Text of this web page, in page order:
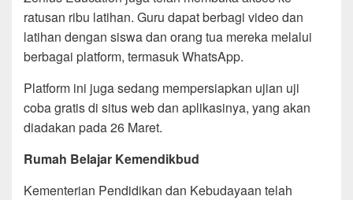
ratusan ribu latihan. Guru dapat berbagi video dan
latihan dengan siswa dan orang tua mereka melalui
berbagai platform, termasuk WhatsApp.
Platform ini juga sedang mempersiapkan ujian uji
coba gratis di situs web dan aplikasinya, yang akan
diadakan pada 26 Maret.
Rumah Belajar Kemendikbud
Kementerian Pendidikan dan Kebudayaan telah